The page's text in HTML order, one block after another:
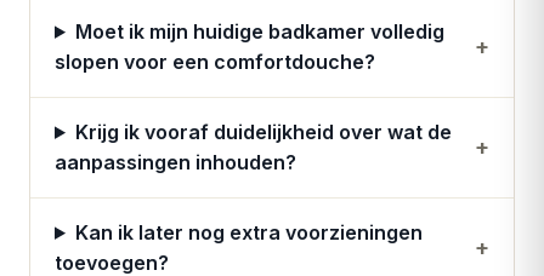
Moet ik mijn huidige badkamer volledig
slopen voor een comfortdouche?
+
Krijg ik vooraf duidelijkheid over wat de
aanpassingen inhouden?
+
Kan ik later nog extra voorzieningen
toevoegen?
+